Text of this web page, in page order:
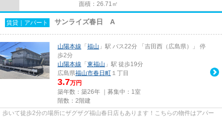
面積：26.71㎡
賃貸｜アパート サンライズ春日 A
山陽本線 「 福山 」駅 バス22分 「吉田西（広島県）」 停
歩2分
山陽本線 「 東福山 」駅 徒歩19分
広島県福山市春日町 １丁目
3.7万円
築年数：築26年 ｜募集中： 1室
階数：2階建
歩いて徒歩2分の場所にザグザグ福山春日店もあります！こちらの物件はアパー